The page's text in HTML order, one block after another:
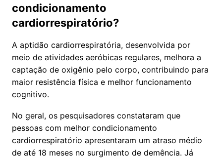
condicionamento
cardiorrespiratório?
A aptidão cardiorrespiratória, desenvolvida por
meio de atividades aeróbicas regulares, melhora a
captação de oxigênio pelo corpo, contribuindo para
maior resistência física e melhor funcionamento
cognitivo.
No geral, os pesquisadores constataram que
pessoas com melhor condicionamento
cardiorrespiratório apresentaram um atraso médio
de até 18 meses no surgimento de demência. Já